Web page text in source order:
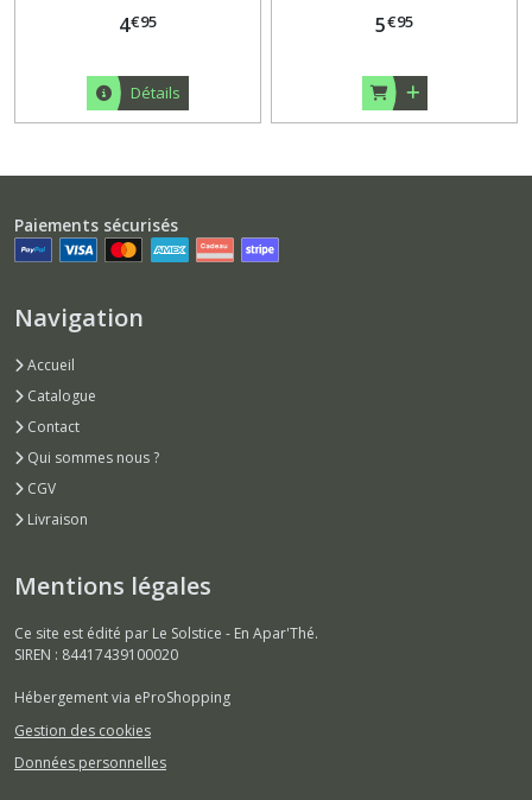
4€95
Détails
5€95
Paiements sécurisés
Navigation
Accueil
Catalogue
Contact
Qui sommes nous ?
CGV
Livraison
Mentions légales
Ce site est édité par Le Solstice - En Apar'Thé.
SIREN : 84417439100020
Hébergement via eProShopping
Gestion des cookies
Données personnelles